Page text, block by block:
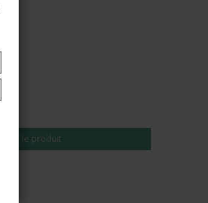
Voir le produit